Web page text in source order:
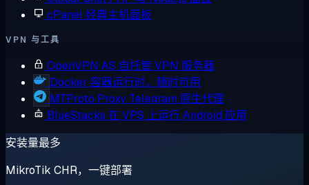
cPanel经典主机面板
VPN 与工具
OpenVPN AS 自托管 VPN 服务器
Docker 容器运行时，随时可用
MTProto Proxy Telegram 原生代理
BlueStacks 在 VPS 上运行 Android 应用
安装量最多
MikroTik CHR，一键部署